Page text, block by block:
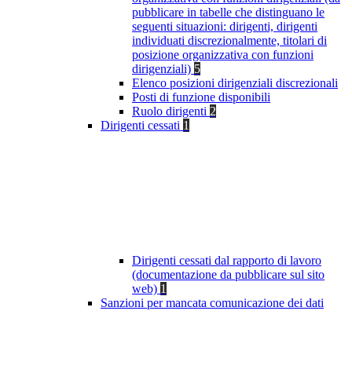
pubblicare in tabelle che distinguano le
seguenti situazioni: dirigenti, dirigenti
individuati discrezionalmente, titolari di
posizione organizzativa con funzioni
dirigenziali) 5
Elenco posizioni dirigenziali discrezionali
Posti di funzione disponibili
Ruolo dirigenti 2
Dirigenti cessati 1
Dirigenti cessati dal rapporto di lavoro
(documentazione da pubblicare sul sito
web) 1
Sanzioni per mancata comunicazione dei dati